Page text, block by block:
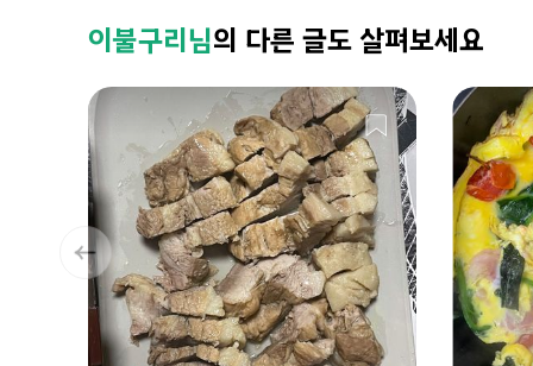
이불구리님의 다른 글도 살펴보세요